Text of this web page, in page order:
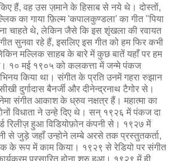
हैं, वह उस ज़माने के हिसाब से नये थे। दोस्तों,
का गाया फ़िल्म 'कपालकुण्डला' का गीत "पिया
चाहते थे, लेकिन जैसे कि इस शृंखला की रवायत
सुनवा रहे हैं, इसलिए इस गीत को हम फिर कभी
मल्लिक साहब के बारे में कुछ बातें यहाँ पर हम
१० मई १९०५ को कलकत्ता में जन्मे पंकज
किया था। संगीत के प्रति उनमें गहरा रुझान
दुर्गादास बैनर्जी और दीनेन्द्रनाथ टैगोर से।
संगीत आकाश के ध्रुव नक्षत्र हैं। महात्मा का
विधाता ने उन्हे दिए थे। सन् १९२६ में पंकज दा
रिलीज़ हुआ विडियोफ़ोन कंपनी से। १९२७ में
से जुड़े जहाँ उन्होने लम्बे अरसे तक प्रस्तुतकर्ता,
के रूप में काम किया। १९२९ से रेडियो पर संगीत
प्रसारित होना शुरु हुआ। १९२९ में ही